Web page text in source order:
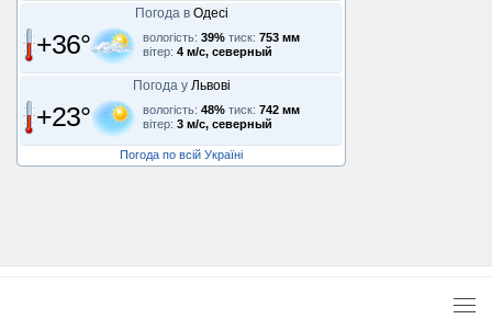
Погода в Одесі
+36° вологість: 39% тиск: 753 мм
вітер: 4 м/с, северный
Погода у Львові
+23° вологість: 48% тиск: 742 мм
вітер: 3 м/с, северный
Погода по всій Україні